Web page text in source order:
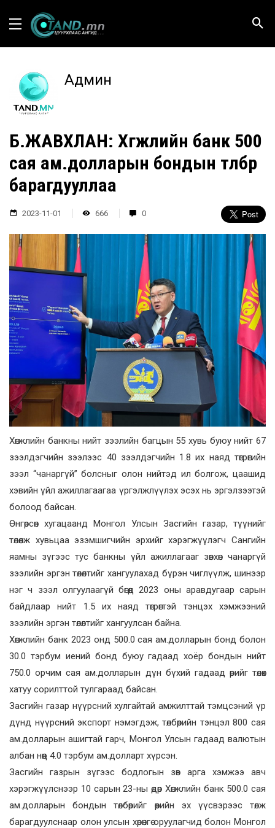
Админ
Б.ЖАВХЛАН: Хөгжлийн банк 500
сая ам.долларын бондын төлбөрөө
барагдууллаа
2023-11-01 666 0
Хөгжлийн банкны нийт зээлийн багцын 55 хувь буюу нийт 67
зээлдэгчийн зээлээс 40 зээлдэгчийн 1.8 их наяд төгрөгийн
зээл “чанаргүй” болсныг олон нийтэд ил болгож, цаашид
хэвийн үйл ажиллагаагаа үргэлжлүүлэх эсэх нь эргэлзээтэй
болоод байсан.
Өнгөрсөн хугацаанд Монгол Улсын Засгийн газар, түүнийг
төлөөлж хувьцаа эзэмшигчийн эрхийг хэрэгжүүлэгч Сангийн
яамны зүгээс тус банкны үйл ажиллагааг зөвхөн чанаргүй
зээлийн эргэн төлөлтийг хангуулахад бүрэн чиглүүлж, шинээр
нэг ч зээл олгуулаагүй бөгөөд 2023 оны аравдугаар сарын
байдлаар нийт 1.5 их наяд төгрөгтэй тэнцэх хэмжээний
зээлийн эргэн төлөлтийг хангуулсан байна.
Хөгжлийн банк 2023 онд 500.0 сая ам.долларын бонд болон
30.0 тэрбум иений бонд буюу гадаад хоёр бондын нийт
750.0 орчим сая ам.долларын дүн бүхий гадаад өрийг төлөх
хатуу сорилттой тулгараад байсан.
Засгийн газар нүүрсний хулгайтай амжилттай тэмцсэний үр
дүнд нүүрсний экспорт нэмэгдэж, төлбөрийн тэнцэл 800 сая
ам.долларын ашигтай гарч, Монгол Улсын гадаад валютын
албан нөөц 4.0 тэрбум ам.долларт хүрсэн.
Засгийн газрын зүгээс бодлогын зөв арга хэмжээ авч
хэрэгжүүлснээр 10 сарын 23-ны өдөр Хөгжлийн банк 500.0 сая
ам.долларын бондын төлбөрийг өөрийн эх үүсвэрээс төлж
барагдуулснаар олон улсын хөрөнгө оруулагчид болон Монгол